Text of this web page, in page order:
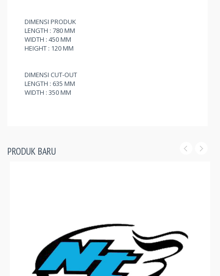
DIMENSI PRODUK
LENGTH : 780 MM
WIDTH : 450 MM
HEIGHT : 120 MM
DIMENSI CUT-OUT
LENGTH : 635 MM
WIDTH : 350 MM
PRODUK BARU